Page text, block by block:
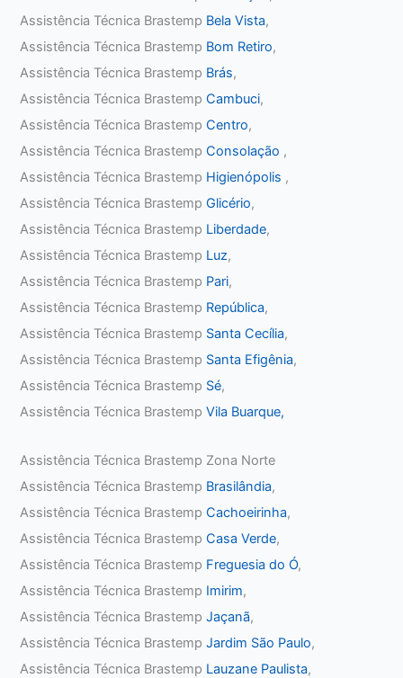
Assistência Técnica Brastemp Bela Vista,
Assistência Técnica Brastemp Bom Retiro,
Assistência Técnica Brastemp Brás,
Assistência Técnica BrastempCambuci,
Assistência Técnica BrastempCentro,
Assistência Técnica BrastempConsolação ,
Assistência Técnica Brastemp Higienópolis ,
Assistência Técnica BrastempGlicério,
Assistência Técnica Brastemp Liberdade,
Assistência Técnica Brastemp Luz,
Assistência Técnica Brastemp Pari,
Assistência Técnica Brastemp República,
Assistência Técnica Brastemp Santa Cecília,
Assistência Técnica Brastemp Santa Efigênia,
Assistência Técnica Brastemp Sé,
Assistência Técnica BrastempVila Buarque,
Assistência Técnica Brastemp Zona Norte
Assistência Técnica Brastemp Brasilândia,
Assistência Técnica BrastempCachoeirinha,
Assistência Técnica BrastempCasa Verde,
Assistência Técnica Brastemp Freguesia do Ó,
Assistência Técnica Brastemp Imirim,
Assistência Técnica BrastempJaçanã,
Assistência Técnica BrastempJardim São Paulo,
Assistência Técnica Brastemp Lauzane Paulista,